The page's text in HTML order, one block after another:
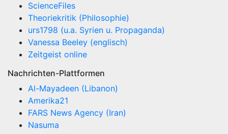
ScienceFiles
Theoriekritik (Philosophie)
urs1798 (u.a. Syrien u. Propaganda)
Vanessa Beeley (englisch)
Zeitgeist online
Nachrichten-Plattformen
Al-Mayadeen (Libanon)
Amerika21
FARS News Agency (Iran)
Nasuma